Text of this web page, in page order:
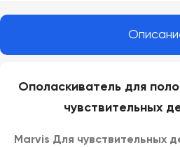
Ополаскиватель для
чувствительных
Marvis Для чувствительных